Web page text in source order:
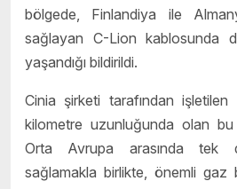
bölgede, Finlandiya ile
sağlayan C-Lion kablosunda
yaşandığı bildirildi.
Cinia şirketi tarafından
kilometre uzunluğunda olan
Orta Avrupa arasında tek
sağlamakla birlikte, önemli gaz